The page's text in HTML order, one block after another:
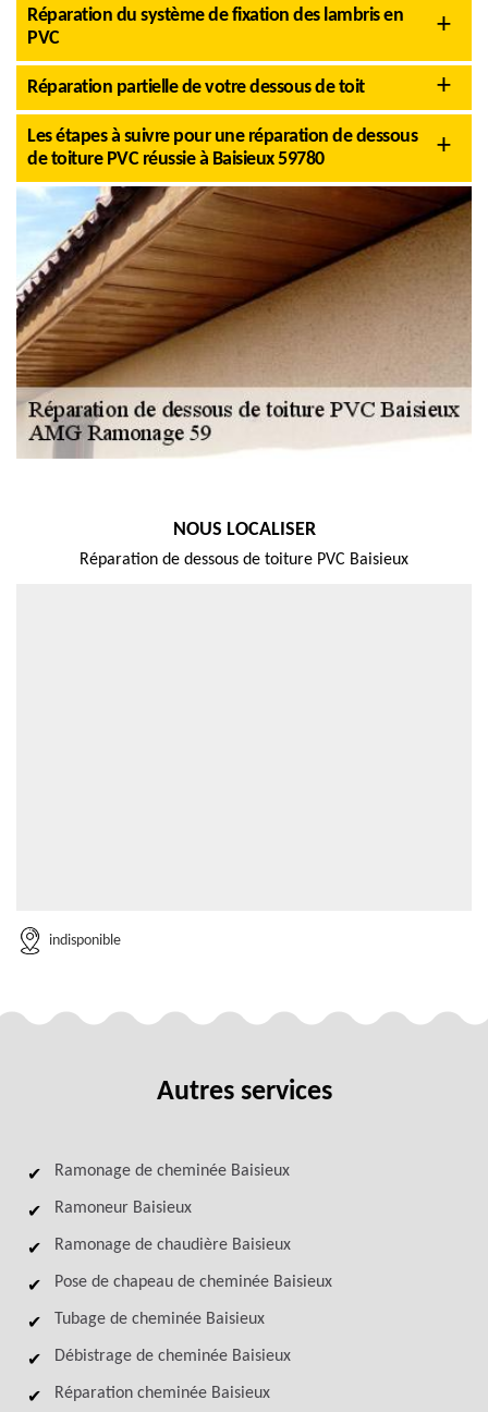
Réparation du système de fixation des lambris en
PVC
Réparation partielle de votre dessous de toit
Les étapes à suivre pour une réparation de dessous
de toiture PVC réussie à Baisieux 59780
NOUS LOCALISER
Réparation de dessous de toiture PVC Baisieux
indisponible
Autres services
Ramonage de cheminée Baisieux
Ramoneur Baisieux
Ramonage de chaudière Baisieux
Pose de chapeau de cheminée Baisieux
Tubage de cheminée Baisieux
Débistrage de cheminée Baisieux
Réparation cheminée Baisieux